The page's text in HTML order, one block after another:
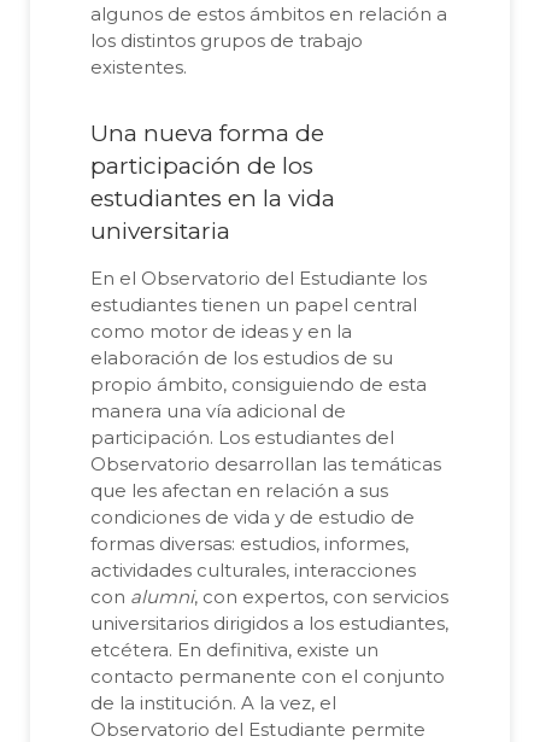
algunos de estos ámbitos en relación a
los distintos grupos de trabajo
existentes.
Una nueva forma de
participación de los
estudiantes en la vida
universitaria
En el Observatorio del Estudiante los
estudiantes tienen un papel central
como motor de ideas y en la
elaboración de los estudios de su
propio ámbito, consiguiendo de esta
manera una vía adicional de
participación. Los estudiantes del
Observatorio desarrollan las temáticas
que les afectan en relación a sus
condiciones de vida y de estudio de
formas diversas: estudios, informes,
actividades culturales, interacciones
con alumni, con expertos, con servicios
universitarios dirigidos a los estudiantes,
etcétera. En definitiva, existe un
contacto permanente con el conjunto
de la institución. A la vez, el
Observatorio del Estudiante permite